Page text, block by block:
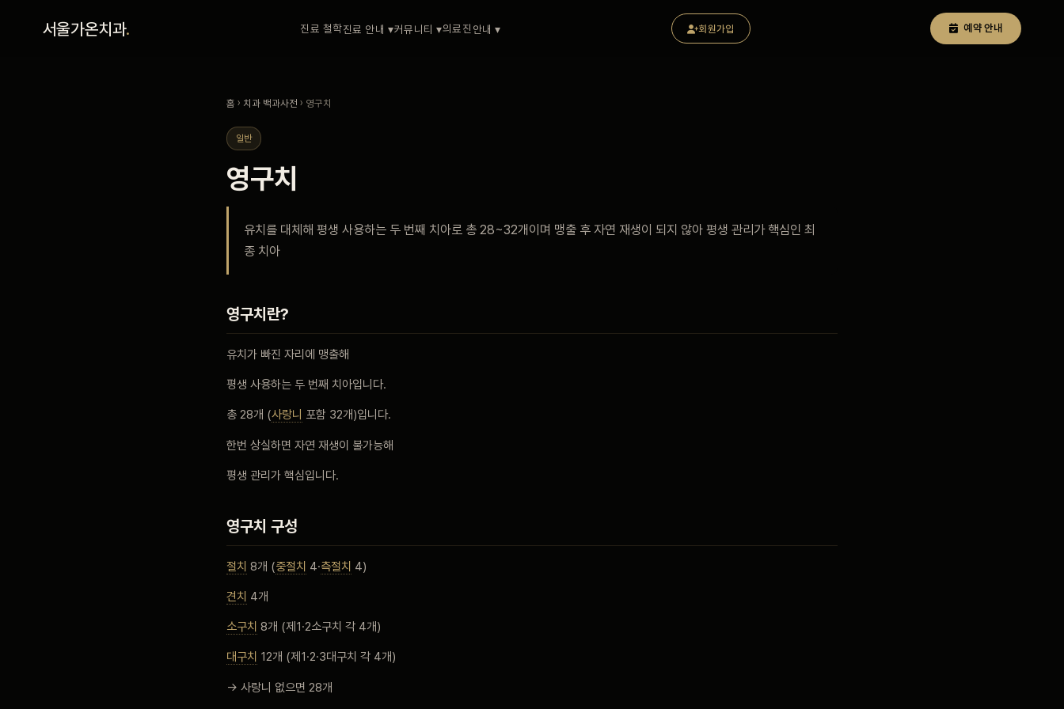
서울가온치과. 진료 철학진료 안내 ▾커뮤니티 ▾의료진 안내 ▾ 회원가입 예약 안내
치과 백과사전
자주 묻는 질문
회원가입 / 로그인
홈 › 치과 백과사전 › 영구치
일반
영구치
유치를 대체해 평생 사용하는 두 번째 치아로 총 28~32개이며 맹출 후 자연 재생이 되지 않아 평생 관리가 핵심인 최
종 치아
영구치란?
유치가 빠진 자리에 맹출해
평생 사용하는 두 번째 치아입니다.
총 28개 (사랑니 포함 32개)입니다.
한번 상실하면 자연 재생이 불가능해
평생 관리가 핵심입니다.
영구치 구성
절치 8개 (중절치 4·측절치 4)
견치 4개
소구치 8개 (제1·2소구치 각 4개)
대구치 12개 (제1·2·3대구치 각 4개)
→ 사랑니 없으면 28개